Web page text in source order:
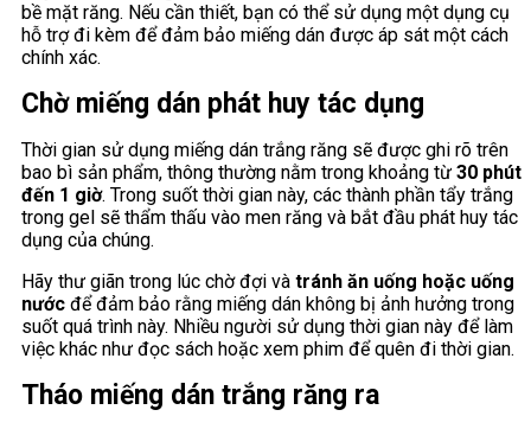
bề mặt răng. Nếu cần thiết, bạn có thể sử dụng một dụng cụ
hỗ trợ đi kèm để đảm bảo miếng dán được áp sát một cách
chính xác.
Chờ miếng dán phát huy tác dụng
Thời gian sử dụng miếng dán trắng răng sẽ được ghi rõ trên
bao bì sản phẩm, thông thường nằm trong khoảng từ 30 phút
đến 1 giờ. Trong suốt thời gian này, các thành phần tẩy trắng
trong gel sẽ thẩm thấu vào men răng và bắt đầu phát huy tác
dụng của chúng.
Hãy thư giãn trong lúc chờ đợi và tránh ăn uống hoặc uống
nước để đảm bảo rằng miếng dán không bị ảnh hưởng trong
suốt quá trình này. Nhiều người sử dụng thời gian này để làm
việc khác như đọc sách hoặc xem phim để quên đi thời gian.
Tháo miếng dán trắng răng ra